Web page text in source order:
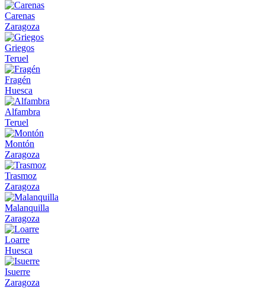
Carenas
Zaragoza
Griegos
Teruel
Fragén
Huesca
Alfambra
Teruel
Montón
Zaragoza
Trasmoz
Zaragoza
Malanquilla
Zaragoza
Loarre
Huesca
Isuerre
Zaragoza